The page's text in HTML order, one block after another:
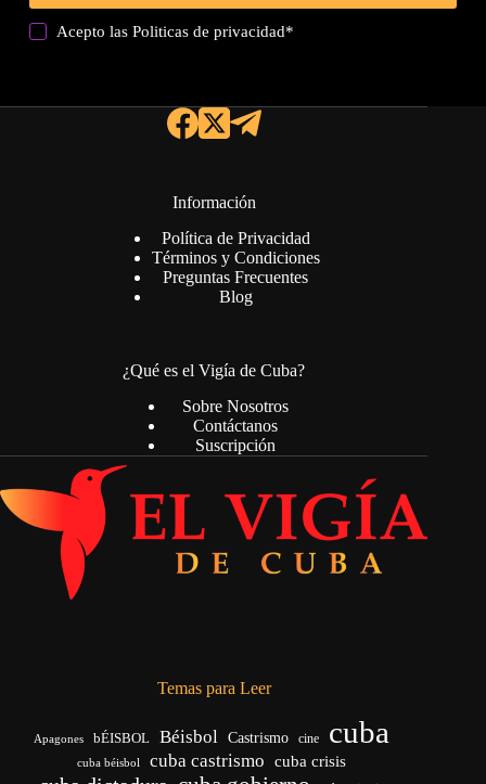
Acepto lasPoliticas de privacidad*
Información
Política de Privacidad
Términos y Condiciones
Preguntas Frecuentes
Blog
¿Qué es el Vigía de Cuba?
Sobre Nosotros
Contáctanos
Suscripción
Temas para Leer
Apagones bÉISBOL Béisbol Castrismo cine cuba
cuba béisbol cuba castrismo cuba crisis